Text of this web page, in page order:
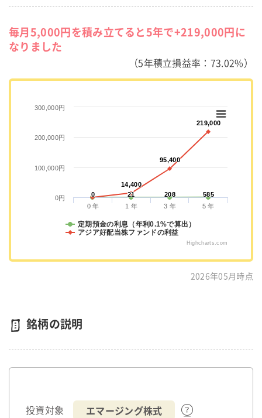
毎月5,000円を積み立てると5年で+219,000円に
なりました
（5年積立損益率：73.02%）
0
0 21
21 208
208 585
585
14,400
14,400
95,400
95,400
219,000
219,000
定期預金の利息（年利0.1%で算出）
アジア好配当株ファンドの利益
0 年 1 年 3 年 5 年
0円
100,000円
200,000円
300,000円
Highcharts.com
2026年05月時点
銘柄の説明
投資対象 エマージング株式